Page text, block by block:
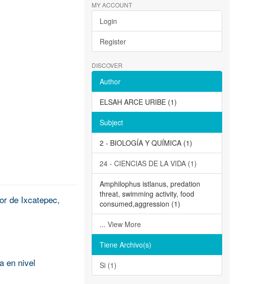
de Ixcatepec,
en nivel
MY ACCOUNT
Login
Register
DISCOVER
Author
ELSAH ARCE URIBE (1)
Subject
2 - BIOLOGÍA Y QUÍMICA (1)
24 - CIENCIAS DE LA VIDA (1)
Amphilophus istlanus, predation
threat, swimming activity, food
consumed,aggression (1)
... View More
Tiene Archivo(s)
Si (1)